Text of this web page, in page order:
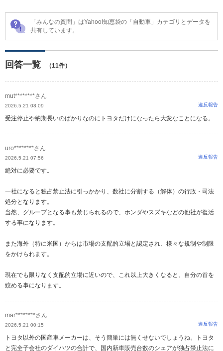
「みんなの質問」はYahoo!知恵袋の「自動車」カテゴリとデータを
共有しています。
回答一覧 （11件）
mut********さん
2026.5.21 08:09 違反報告
受注停止や納期長いのばかりなのにトヨタだけになったら大変なことになる。
uro********さん
2026.5.21 07:56 違反報告
絶対に必要です。
一社になると独占禁止法に引っかかり、数社に分割する（解体）の行政・司法
処分となります。
当然、グループとなる事も禁じられるので、ホンダやスズキなどの他社が復活
する事になります。
また海外（特に米国）からは市場の支配的立場と認定され、様々な規制や制限
をかけられます。
現在でも限りなく支配的立場に近いので、これ以上大きくなると、自分の首を
絞める事になります。
mar********さん
2026.5.21 00:15 違反報告
トヨタ以外の国産車メーカーは、そう簡単には無くせないでしょうね。トヨタ
と完全子会社のダイハツの合計で、国内新車販売台数のシェアが独占禁止法に